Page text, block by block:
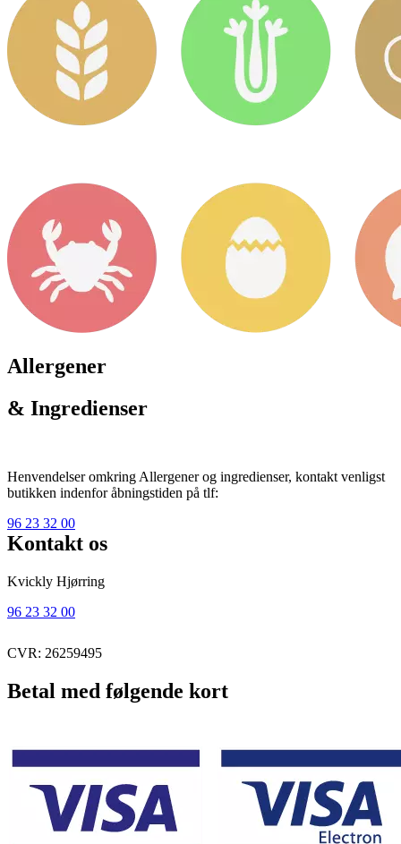
Allergener
& Ingredienser
Henvendelser omkring Allergener og ingredienser, kontakt venligst
butikken indenfor åbningstiden på tlf:
96 23 32 00
Kontakt os
Kvickly Hjørring
96 23 32 00
CVR: 26259495
Betal med følgende kort